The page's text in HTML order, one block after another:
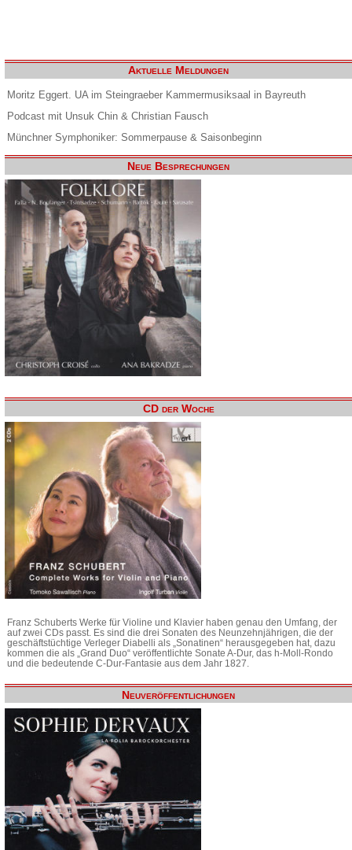
Aktuelle Meldungen
Moritz Eggert. UA im Steingraeber Kammermusiksaal in Bayreuth
Podcast mit Unsuk Chin & Christian Fausch
Münchner Symphoniker: Sommerpause & Saisonbeginn
Neue Besprechungen
CD der Woche
Franz Schuberts Werke für Violine und Klavier haben genau den Umfang, der
auf zwei CDs passt. Es sind die drei Sonaten des Neunzehnjährigen, die der
geschäftstüchtige Verleger Diabelli als „Sonatinen“ herausgegeben hat, dazu
kommen die als „Grand Duo“ veröffentlichte Sonate A-Dur, das h-Moll-Rondo
und die bedeutende C-Dur-Fantasie aus dem Jahr 1827.
Neuveröffentlichungen